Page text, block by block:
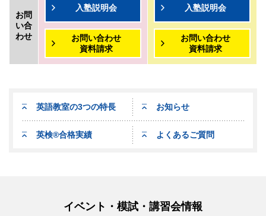
お問
い合
わせ
入塾説明会
お問い合わせ
資料請求
入塾説明会
お問い合わせ
資料請求
英語教室の3つの特長 お知らせ
英検®合格実績 よくあるご質問
イベント・模試・講習会情報